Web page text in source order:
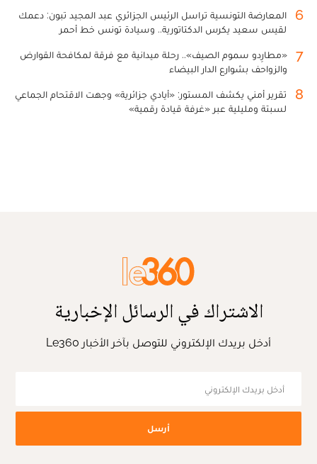
6
المعارضة التونسية تراسل الرئيس الجزائري عبد المجيد تبون: دعمك
لقيس سعيد يكرس الدكتاتورية.. وسيادة تونس خط أحمر
7
«مطارِدو سموم الصيف».. رحلة ميدانية مع فرقة لمكافحة القوارض
والزواحف بشوارع الدار البيضاء
8
تقرير أمني يكشف المستور: «أيادي جزائرية» وجهت الاقتحام الجماعي
لسبتة ومليلية عبر «غرفة قيادة رقمية»
الاشتراك في الرسائل الإخبارية
أدخل بريدك الإلكتروني للتوصل بآخر الأخبار Le360
أرسل